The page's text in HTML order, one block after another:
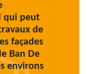
qui peut
de
façades
Ban De
environs